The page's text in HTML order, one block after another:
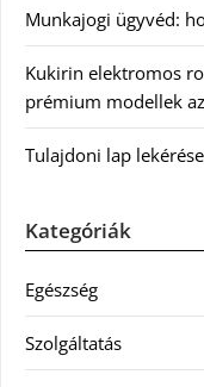
Munkajogi ügyvéd:
Kukirin elektromos
prémium modellek
Tulajdoni lap
Kategóriák
Egészség
Szolgáltatás